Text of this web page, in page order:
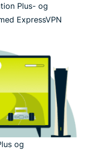
Plus- og
ExpressVPN
og